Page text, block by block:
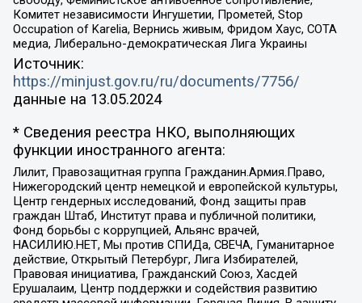
Комитет независимости Ингушетии, Прометей, Stop
Occupation of Karelia, Вернись живым, Фридом Хаус, СОТА
медиа, Либерально-демократическая Лига Украины
Источник:
https://minjust.gov.ru/ru/documents/7756/
данные на 13.05.2024
* Сведения реестра НКО, выполняющих
функции иностранного агента:
Лилит, Правозащитная группа Гражданин.Армия.Право,
Нижегородский центр немецкой и европейской культуры,
Центр гендерных исследований, Фонд защиты прав
граждан Штаб, Институт права и публичной политики,
Фонд борьбы с коррупцией, Альянс врачей,
НАСИЛИЮ.НЕТ, Мы против СПИДа, СВЕЧА, Гуманитарное
действие, Открытый Петербург, Лига Избирателей,
Правовая инициатива, Гражданский Союз, Хасдей
Ерушалаим, Центр поддержки и содействия развитию